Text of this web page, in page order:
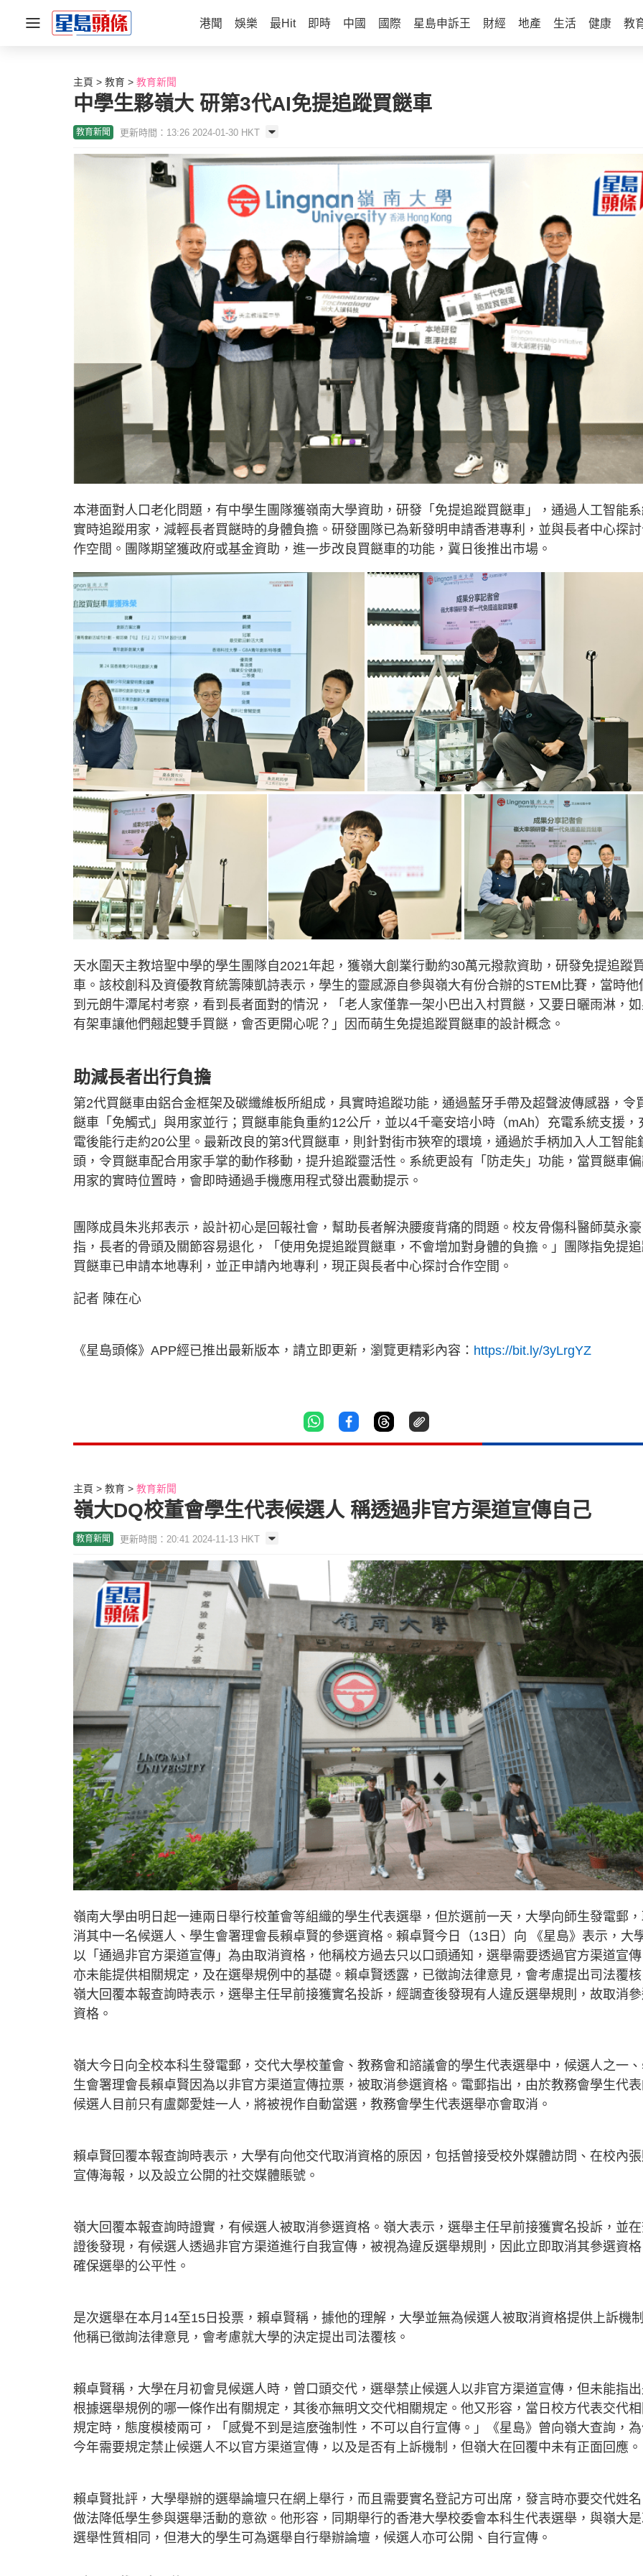
港聞 娛樂 最Hit 即時 中國 國際 星島申訴王 財經 地產 生活 健康 教
主頁 教育 教育新聞
中學生夥嶺大 研第3代AI免提追蹤買餸車
教育新聞 更新時間：13:26 2024-01-30 HKT
本港面對人口老化問題，有中學生團隊獲嶺南大學資助，研發「免提追蹤買餸車」，通過人工智能
實時追蹤用家，減輕長者買餸時的身體負擔。研發團隊已為新發明申請香港專利，並與長者中心探
作空間。團隊期望獲政府或基金資助，進一步改良買餸車的功能，冀日後推出市場。
天水圍天主教培聖中學的學生團隊自2021年起，獲嶺大創業行動約30萬元撥款資助，研發免提追蹤
車。該校創科及資優教育統籌陳凱詩表示，學生的靈感源自參與嶺大有份合辦的STEM比賽，當時他
到元朗牛潭尾村考察，看到長者面對的情況，「老人家僅靠一架小巴出入村買餸，又要日曬雨淋，
有架車讓他們翹起雙手買餸，會否更開心呢？」因而萌生免提追蹤買餸車的設計概念。
助減長者出行負擔
第2代買餸車由鋁合金框架及碳纖維板所組成，具實時追蹤功能，通過藍牙手帶及超聲波傳感器，令
餸車「免觸式」與用家並行；買餸車能負重約12公斤，並以4千毫安培小時（mAh）充電系統支援，
電後能行走約20公里。最新改良的第3代買餸車，則針對街市狹窄的環境，通過於手柄加入人工智能
頭，令買餸車配合用家手掌的動作移動，提升追蹤靈活性。系統更設有「防走失」功能，當買餸車
用家的實時位置時，會即時通過手機應用程式發出震動提示。
團隊成員朱兆邦表示，設計初心是回報社會，幫助長者解決腰痠背痛的問題。校友骨傷科醫師莫永豪
指，長者的骨頭及關節容易退化，「使用免提追蹤買餸車，不會增加對身體的負擔。」團隊指免提
買餸車已申請本地專利，並正申請內地專利，現正與長者中心探討合作空間。
記者 陳在心
《星島頭條》APP經已推出最新版本，請立即更新，瀏覽更精彩內容： https://bit.ly/3yLrgYZ
主頁 教育 教育新聞
嶺大DQ校董會學生代表候選人 稱透過非官方渠道宣傳自己
教育新聞 更新時間：20:41 2024-11-13 HKT
嶺南大學由明日起一連兩日舉行校董會等組織的學生代表選舉，但於選前一天，大學向師生發電郵
消其中一名候選人、學生會署理會長賴卓賢的參選資格。賴卓賢今日（13日）向 《星島》表示，大
以「通過非官方渠道宣傳」為由取消資格，他稱校方過去只以口頭通知，選舉需要透過官方渠道宣傳
亦未能提供相關規定，及在選舉規例中的基礎。賴卓賢透露，已徵詢法律意見，會考慮提出司法覆核
嶺大回覆本報查詢時表示，選舉主任早前接獲實名投訴，經調查後發現有人違反選舉規則，故取消
資格。
嶺大今日向全校本科生發電郵，交代大學校董會、教務會和諮議會的學生代表選舉中，候選人之一
生會署理會長賴卓賢因為以非官方渠道宣傳拉票，被取消參選資格。電郵指出，由於教務會學生代
候選人目前只有盧鄭愛娃一人，將被視作自動當選，教務會學生代表選舉亦會取消。
賴卓賢回覆本報查詢時表示，大學有向他交代取消資格的原因，包括曾接受校外媒體訪問、在校內
宣傳海報，以及設立公開的社交媒體賬號。
嶺大回覆本報查詢時證實，有候選人被取消參選資格。嶺大表示，選舉主任早前接獲實名投訴，並
證後發現，有候選人透過非官方渠道進行自我宣傳，被視為違反選舉規則，因此立即取消其參選資格
確保選舉的公平性。
是次選舉在本月14至15日投票，賴卓賢稱，據他的理解，大學並無為候選人被取消資格提供上訴機制
他稱已徵詢法律意見，會考慮就大學的決定提出司法覆核。
賴卓賢稱，大學在月初會見候選人時，曾口頭交代，選舉禁止候選人以非官方渠道宣傳，但未能指
根據選舉規例的哪一條作出有關規定，其後亦無明文交代相關規定。他又形容，當日校方代表交代相
規定時，態度模棱兩可，「感覺不到是這麼強制性，不可以自行宣傳。」《星島》曾向嶺大查詢，
今年需要規定禁止候選人不以官方渠道宣傳，以及是否有上訴機制，但嶺大在回覆中未有正面回應。
賴卓賢批評，大學舉辦的選舉論壇只在網上舉行，而且需要實名登記方可出席，發言時亦要交代姓名
做法降低學生參與選舉活動的意欲。他形容，同期舉行的香港大學校委會本科生代表選舉，與嶺大
選舉性質相同，但港大的學生可為選舉自行舉辦論壇，候選人亦可公開、自行宣傳。